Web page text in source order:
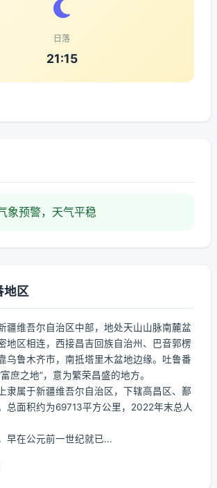
日落
21:15
象预警，天气平稳
地区
疆维吾尔自治区中部，地处天山山脉南麓盆
地区相连，西接昌吉回族自治州、巴音郭楞
乌鲁木齐市，南抵塔里木盆地边缘。吐鲁番
庶之地”，意为繁荣昌盛的地方。
隶属于新疆维吾尔自治区，下辖高昌区、鄯
总面积约为69713平方公里，2022年末总人
早在公元前一世纪就已...